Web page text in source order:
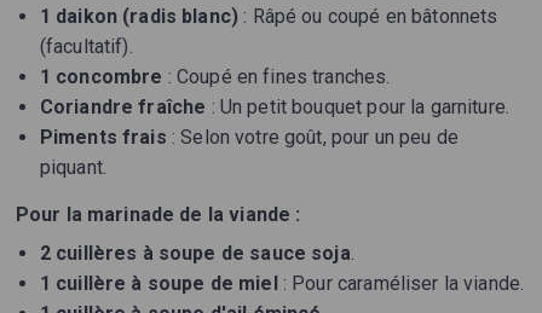
1 daikon (radis blanc) : Râpé ou coupé en bâtonnets
(facultatif).
1 concombre : Coupé en fines tranches.
Coriandre fraîche : Un petit bouquet pour la garniture.
Piments frais : Selon votre goût, pour un peu de
piquant.
Pour la marinade de la viande :
2 cuillères à soupe de sauce soja.
1 cuillère à soupe de miel : Pour caraméliser la viande.